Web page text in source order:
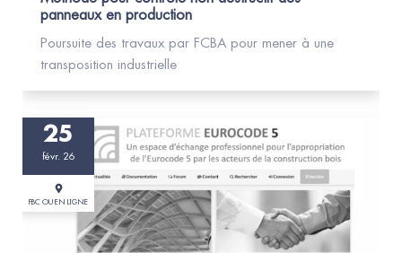
panneaux en production
Poursuite des travaux par FCBA pour mener à une
transposition industrielle
25
févr. 26
FBC OU EN LIGNE